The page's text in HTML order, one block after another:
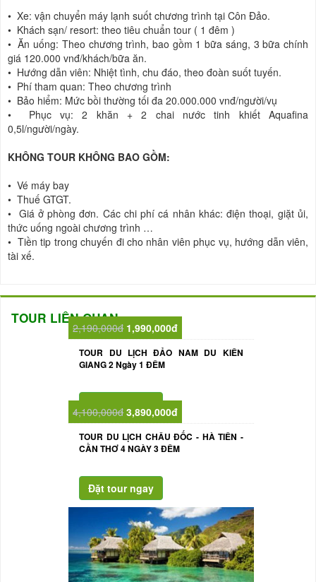
• Xe: vận chuyển máy lạnh suốt chương trình tại Côn Đảo.
• Khách sạn/ resort: theo tiêu chuẩn tour ( 1 đêm )
• Ăn uống: Theo chương trình, bao gồm 1 bữa sáng, 3 bữa chính
giá 120.000 vnđ/khách/bữa ăn.
• Hướng dẫn viên: Nhiệt tình, chu đáo, theo đoàn suốt tuyến.
• Phí tham quan: Theo chương trình
• Bảo hiểm: Mức bồi thường tối đa 20.000.000 vnđ/người/vụ
• Phục vụ: 2 khăn + 2 chai nước tinh khiết Aquafina
0,5l/người/ngày.
KHÔNG TOUR KHÔNG BAO GỒM:
• Vé máy bay
• Thuế GTGT.
• Giá ở phòng đơn. Các chi phí cá nhân khác: điện thoại, giặt ủi,
thức uống ngoài chương trình …
• Tiền tip trong chuyến đi cho nhân viên phục vụ, hướng dẫn viên,
tài xế.
TOUR LIÊN QUAN
2,190,000đ 1,990,000đ
TOUR DU LỊCH ĐẢO NAM DU KIÊN
GIANG 2 Ngày 1 ĐÊM
4,100,000đ 3,890,000đ
TOUR DU LỊCH CHÂU ĐỐC - HÀ TIÊN -
CẦN THƠ 4 NGÀY 3 ĐÊM